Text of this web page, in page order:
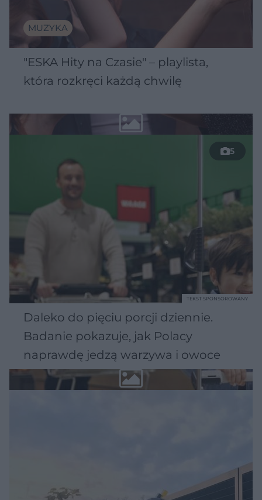
MUZYKA
"ESKA Hity na Czasie" – playlista,
która rozkręci każdą chwilę
5
Daleko do pięciu porcji dziennie.
Badanie pokazuje, jak Polacy
naprawdę jedzą warzywa i owoce
TEKST SPONSOROWANY